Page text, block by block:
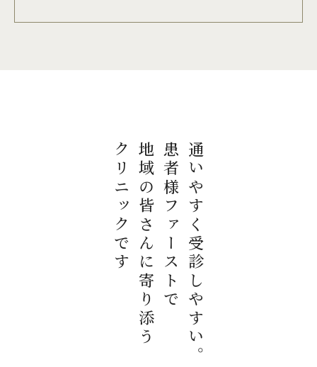
通いやすく受診しやすい。
患者様ファーストで
地域の皆さんに寄り添う
クリニックです